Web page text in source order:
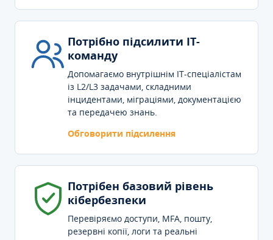
Потрібно підсилити IT-
команду
Допомагаємо внутрішнім IT-спеціалістам
із L2/L3 задачами, складними
інцидентами, міграціями, документацією
та передачею знань.
Обговорити підсилення
Потрібен базовий рівень
кібербезпеки
Перевіряємо доступи, MFA, пошту,
резервні копії, логи та реальні